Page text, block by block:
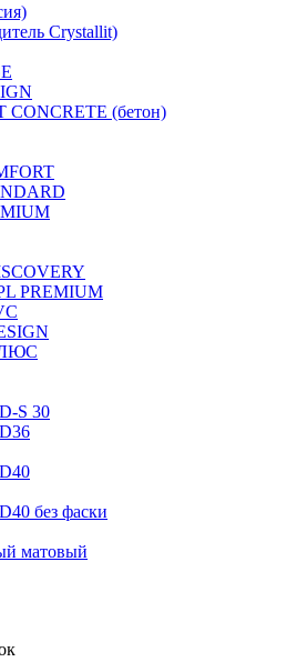
Crystallit)
CONCRETE (бетон)
PREMIUM
S 30
без фаски
матовый